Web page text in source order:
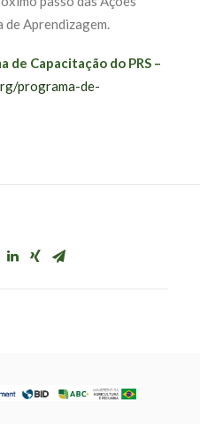
de Aprendizagem.
de Capacitação do PRS –
programa-de-